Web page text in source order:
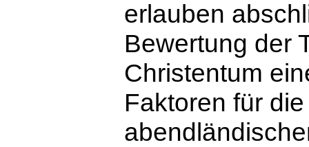
erlauben
Bewertung der
Christentum
Faktoren für